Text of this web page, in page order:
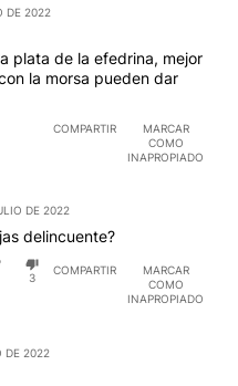
DE 2022
plata de la efedrina, mejor
la morsa pueden dar
COMPARTIR
MARCAR
COMO
INAPROPIADO
DE 2022
delincuente?
3
COMPARTIR
MARCAR
COMO
INAPROPIADO
DE 2022